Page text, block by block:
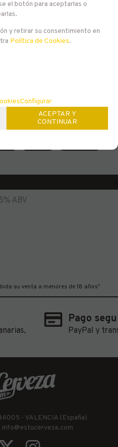
33,65
ABV
su venta a menores de 18 años"
Pago
PayPal y
- VALENCIA (España)
info@estucerveza.com
el botón para aceptarlas o
y retirar su consentimiento en
Política de Cookies.
Configurar
ACEPTAR Y
CONTINUAR